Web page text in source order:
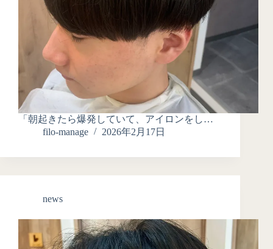
「朝起きたら爆発していて、アイロンをし…
filo-manage
2026年2月17日
news